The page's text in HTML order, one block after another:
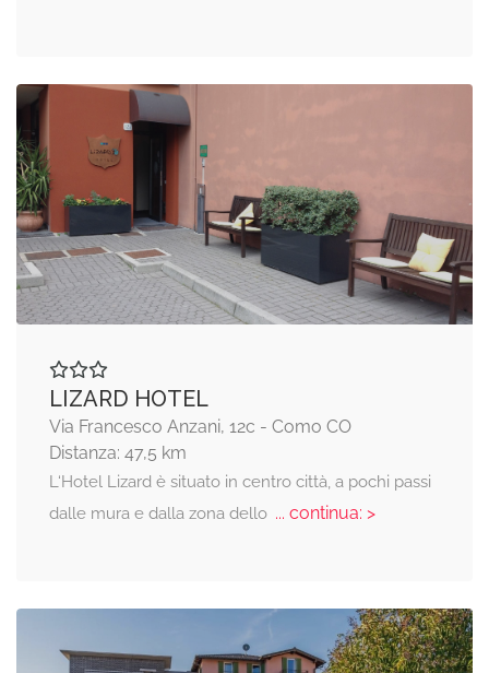
LIZARD HOTEL
Via Francesco Anzani, 12c - Como CO
Distanza: 47,5 km
L‘Hotel Lizard è situato in centro città, a pochi passi
dalle mura e dalla zona dello... continua: >